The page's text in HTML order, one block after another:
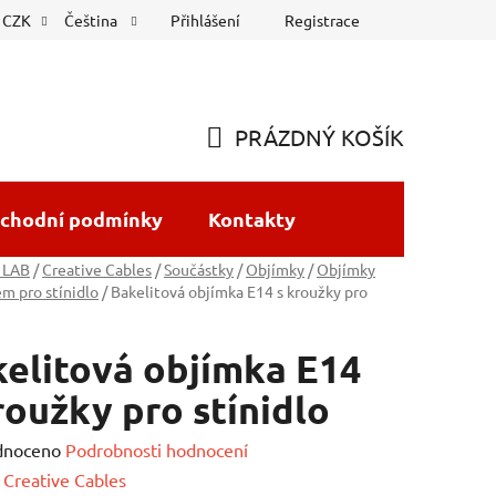
CZK Čeština Přihlášení Registrace
KOŠÍK
PRÁZDNÝ KOŠÍK
podmínky Kontakty
/ Creative Cables /Součástky / Objímky / Objímky
pro stínidlo / Bakelitová objímka E14 s kroužky pro
objímka E14
pro stínidlo
Podrobnosti hodnocení
Creative Cables